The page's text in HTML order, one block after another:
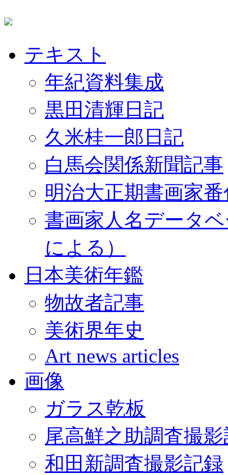
テキスト
年紀資料集成
黒田清輝日記
久米桂一郎日記
白馬会関係新聞記事
明治大正期書画家
書画家人名データ
による）
日本美術年鑑
物故者記事
美術界年史
Art news articles
画像
ガラス乾板
尾高鮮之助調査撮
和田新調査撮影記録